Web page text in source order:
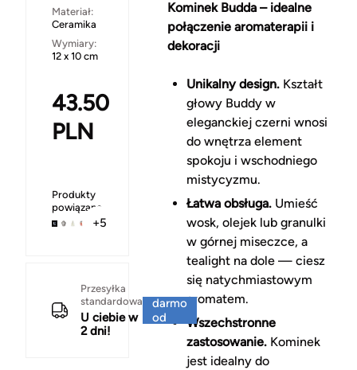
Materiał:
Ceramika
Wymiary:
12 x 10 cm
43.50
PLN
Produkty
powiązane
+5
Przesyłka
standardowa
U ciebie w
2 dni!
darmo
od
Kominek Budda – idealne
połączenie aromaterapii i
dekoracji
Unikalny design.Kształt
głowy Buddy w
eleganckiej czerni wnosi
do wnętrza element
spokoju i wschodniego
mistycyzmu.
Łatwa obsługa.Umieść
wosk, olejek lub granulki
w górnej miseczce, a
tealight na dole — ciesz
się natychmiastowym
aromatem.
Wszechstronne
zastosowanie.Kominek
jest idealny do